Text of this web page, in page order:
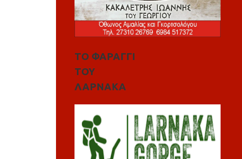
ΤΟ ΦΑΡΑΓΓΙ
ΤΟΥ
ΛΑΡΝΑΚΑ